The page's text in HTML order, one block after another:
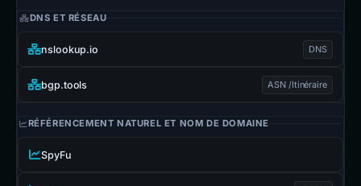
DNS ET RÉSEAU
nslookup.io DNS
bgp.tools ASN /Itinéraire
RÉFÉRENCEMENT NATUREL ET NOM DE DOMAINE
SpyFu